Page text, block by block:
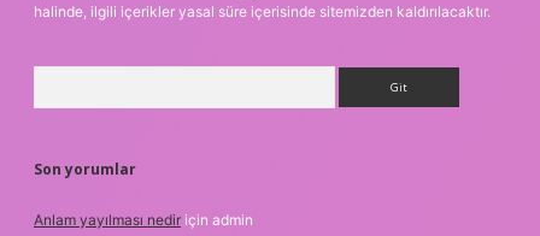
halinde, ilgili içerikler yasal süre içerisinde sitemizden kaldırılacaktır.
Son yorumlar
Anlam yayılması nedir için admin